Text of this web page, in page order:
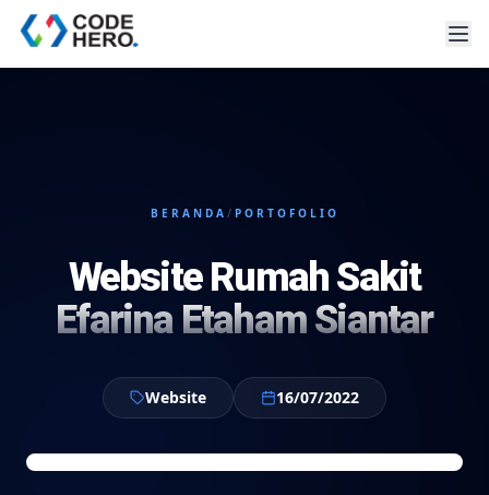
BERANDA / PORTOFOLIO
Website Rumah Sakit
Efarina Etaham Siantar
Website 16/07/2022